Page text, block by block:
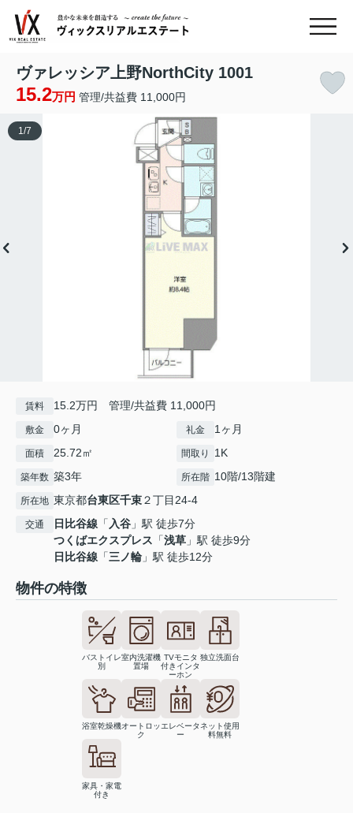
ヴァレッシア上野NorthCity 1001
15.2万円 管理/共益費 11,000円
1/7
賃料 15.2万円 管理/共益費 11,000円
敷金 0ヶ月 礼金 1ヶ月
面積 25.72㎡ 間取り 1K
築年数 築3年 所在階 10階/13階建
所在地 東京都台東区千束２丁目24-4
交通 日比谷線 「入谷 」駅 徒歩7分
つくばエクスプレス 「浅草 」駅 徒歩9分
日比谷線 「三ノ輪 」駅 徒歩12分
物件の特徴
バストイレ
別
室内洗濯機
置場
TVモニタ
付きインタ
ーホン
独立洗面台
浴室乾燥機オートロッ
ク
エレベータ
ー
ネット使用
料無料
家具・家電
付き